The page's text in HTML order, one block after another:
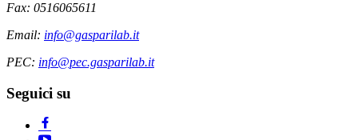
Fax: 0516065611
Email: info@gasparilab.it
PEC: info@pec.gasparilab.it
Seguici su